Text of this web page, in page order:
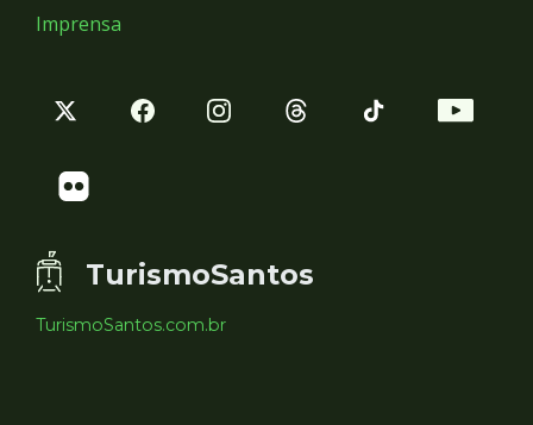
Imprensa
TurismoSantos
TurismoSantos.com.br